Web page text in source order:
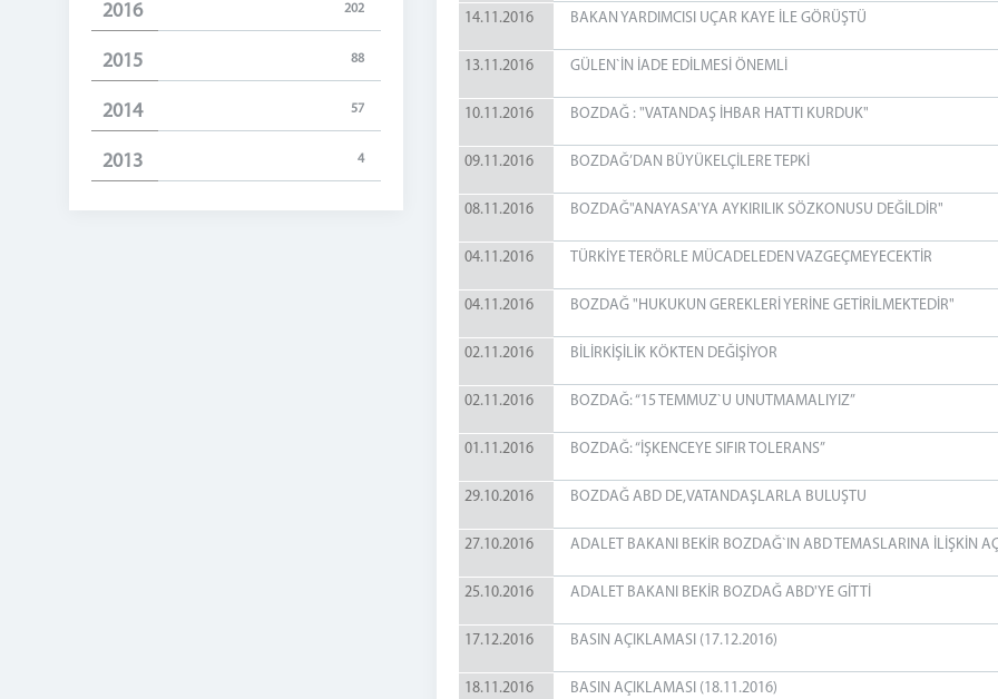
2016 202
2015 88
2014 57
2013 4
14.11.2016 BAKAN YARDIMCISI UÇAR KAYE İLE GÖRÜŞTÜ
13.11.2016 GÜLEN`İN İADE EDİLMESİ ÖNEMLİ
10.11.2016 BOZDAĞ : "VATANDAŞ İHBAR HATTI KURDUK"
09.11.2016 BOZDAĞ’DAN BÜYÜKELÇİLERE TEPKİ
08.11.2016 BOZDAĞ"ANAYASA'YA AYKIRILIK SÖZKONUSU DEĞİLDİR"
04.11.2016 TÜRKİYE TERÖRLE MÜCADELEDEN VAZGEÇMEYECEKTİR
04.11.2016 BOZDAĞ "HUKUKUN GEREKLERİ YERİNE GETİRİLMEKTEDİR"
02.11.2016 BİLİRKİŞİLİK KÖKTEN DEĞİŞİYOR
02.11.2016 BOZDAĞ: “15 TEMMUZ`U UNUTMAMALIYIZ”
01.11.2016 BOZDAĞ: “İŞKENCEYE SIFIR TOLERANS”
29.10.2016 BOZDAĞ ABD DE,VATANDAŞLARLA BULUŞTU
27.10.2016 ADALET BAKANI BEKİR BOZDAĞ`IN ABD TEMASLARINA İLİŞKİN
25.10.2016 ADALET BAKANI BEKİR BOZDAĞ ABD'YE GİTTİ
17.12.2016 BASIN AÇIKLAMASI (17.12.2016)
18.11.2016 BASIN AÇIKLAMASI (18.11.2016)